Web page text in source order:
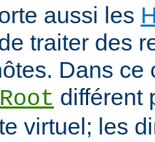
aussi les
traiter des
Dans ce
différent
virtuel; les